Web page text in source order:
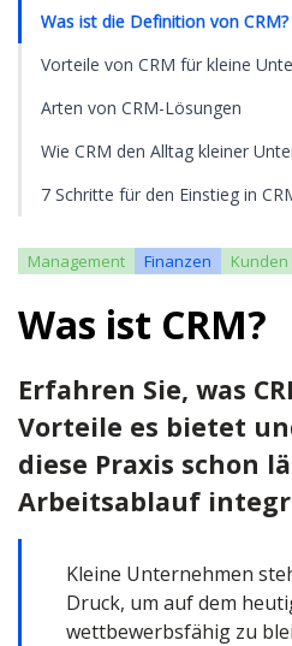
Was ist die Definition von CRM?
Vorteile von CRM für kleine
Arten von CRM-Lösungen
Wie CRM den Alltag kleiner
7 Schritte für den Einstieg in
Management Finanzen Kunden
Was ist CRM?
Erfahren Sie, was
Vorteile es bietet
diese Praxis schon
Arbeitsablauf
Kleine Unternehmen
Druck, um auf dem
wettbewerbsfähig zu